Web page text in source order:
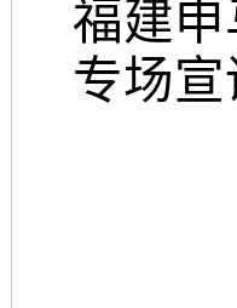
福建
专场宣